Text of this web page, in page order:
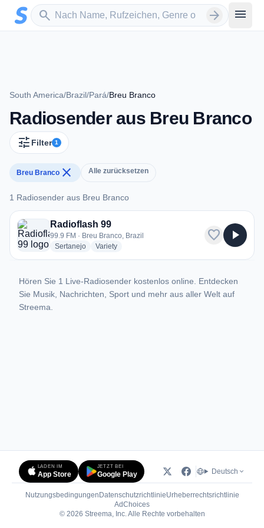
Zum Hauptinhalt springen
search
Sender suchen arrow_forward menu
South America/Brazil/Pará/Breu Branco
Radiosender aus Breu Branco
tune Filter 1
Breu Branco close Alle zurücksetzen
1 Radiosender aus Breu Branco
1 Radiosender aus Breu Branco
Radioflash 99
99.9 FM · Breu Branco, Brazil
Sertanejoradio stations
Varietyradio stations
favorite play_arrow
Hören Sie 1 Live-Radiosender kostenlos online. Entdecken
Sie Musik, Nachrichten, Sport und mehr aus aller Welt auf
Streema.
LADEN IM
App Store
JETZT BEI
Google Play Deutsch
Nutzungsbedingungen DatenschutzrichtlinieUrheberrechtsrichtlinie
AdChoices(öffnet in neuem Tab)
© 2026 Streema, Inc. Alle Rechte vorbehalten